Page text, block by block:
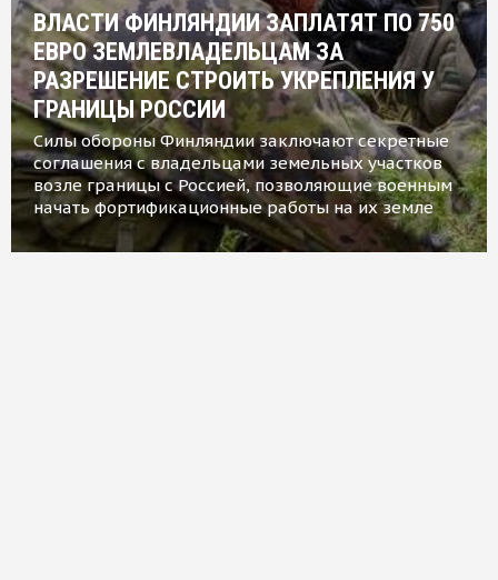
ВЛАСТИ ФИНЛЯНДИИ ЗАПЛАТЯТ ПО 750
ЕВРО ЗЕМЛЕВЛАДЕЛЬЦАМ ЗА
РАЗРЕШЕНИЕ СТРОИТЬ УКРЕПЛЕНИЯ У
ГРАНИЦЫ РОССИИ
Силы обороны Финляндии заключают секретные
соглашения с владельцами земельных участков
возле границы с Россией, позволяющие военным
начать фортификационные работы на их земле